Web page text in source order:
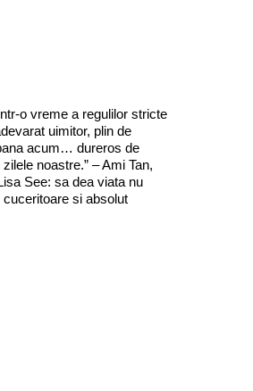
o vreme a regulilor stricte
uimitor, plin de
acum… dureros de
noastre.” – Ami Tan,
See: sa dea viata nu
si absolut